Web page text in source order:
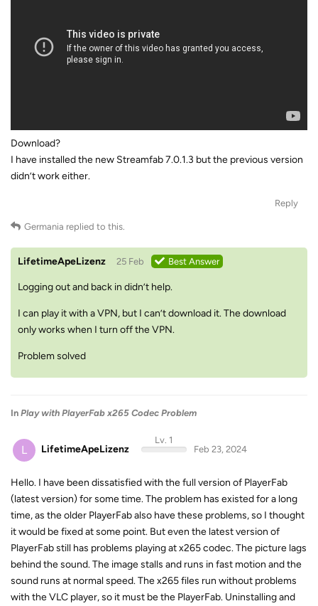
Download?
I have installed the new Streamfab 7.0.1.3 but the previous version
didn’t work either.
Reply
Germania replied to this.
LifetimeApeLizenz 25 Feb Best Answer
Logging out and back in didn’t help.
I can play it with a VPN, but I can’t download it. The download
only works when I turn off the VPN.
Problem solved
In Play with PlayerFab x265 Codec Problem
L LifetimeApeLizenz
Lv. 1
Feb 23, 2024
Hello. I have been dissatisfied with the full version of PlayerFab
(latest version) for some time. The problem has existed for a long
time, as the older PlayerFab also have these problems, so I thought
it would be fixed at some point. But even the latest version of
PlayerFab still has problems playing at x265 codec. The picture lags
behind the sound. The image stalls and runs in fast motion and the
sound runs at normal speed. The x265 files run without problems
with the VLC player, so it must be the PlayerFab. Uninstalling and